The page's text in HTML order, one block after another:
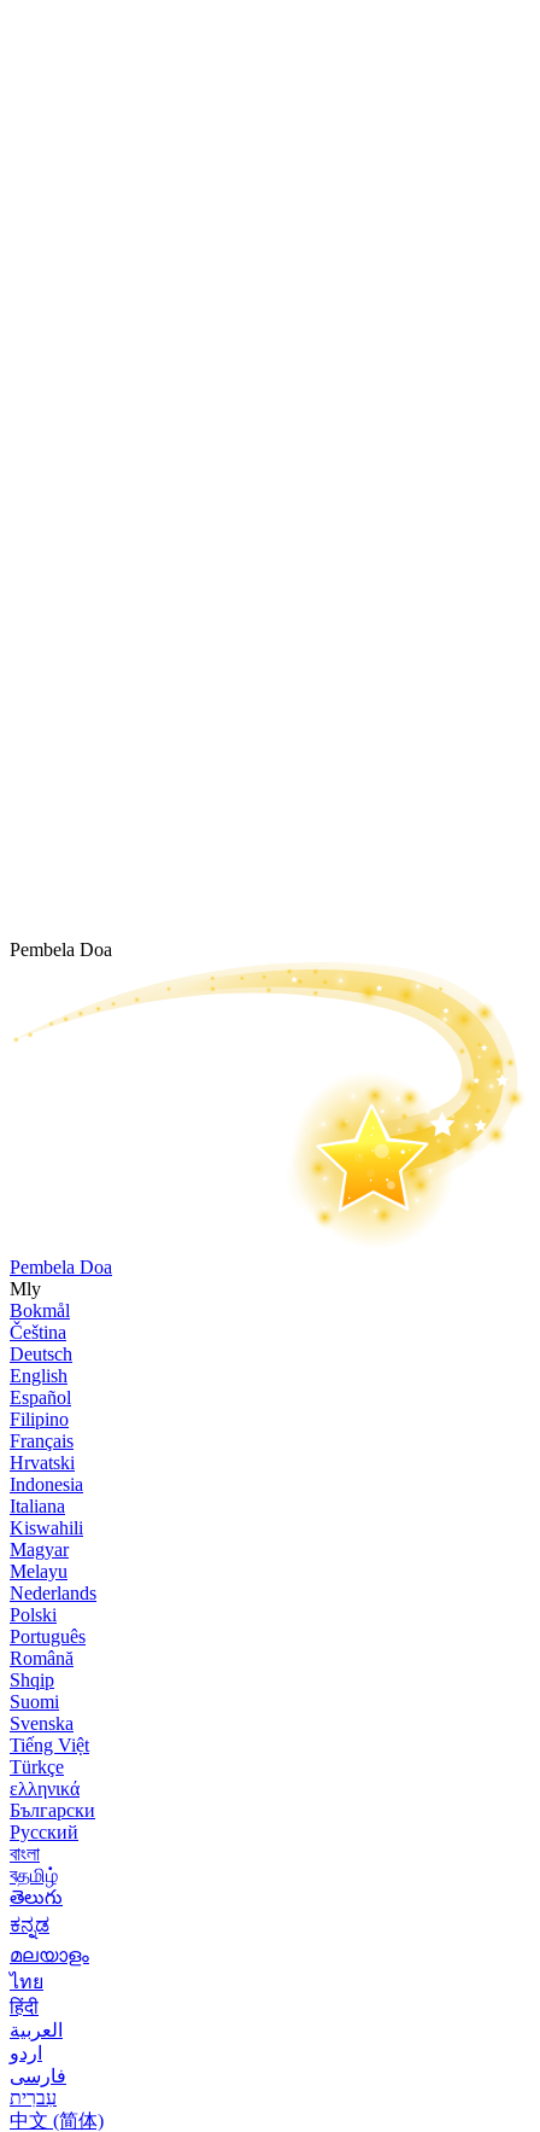
Pembela Doa
Pembela Doa
Mly
Bokmål
Čeština
Deutsch
English
Español
Filipino
Français
Hrvatski
Indonesia
Italiana
Kiswahili
Magyar
Melayu
Nederlands
Polski
Português
Română
Shqip
Suomi
Svenska
Tiếng Việt
Türkçe
ελληνικά
Български
Русский
বাংলা
বதமிழ்
తెలుగు
ಕನ್ನಡ
മലയാളം
ไทย
हिंदी
العربية
اردو
فارسی
עִברִית
中文 (简体)